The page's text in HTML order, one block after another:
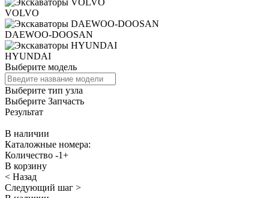
VOLVO
DAEWOO-DOOSAN
HYUNDAI
Выберите модель
Выберите тип узла
Выберите Запчасть
Результат
В наличии
Каталожные номера:
Количество -1+
В корзину
< Назад
Следующий шаг >